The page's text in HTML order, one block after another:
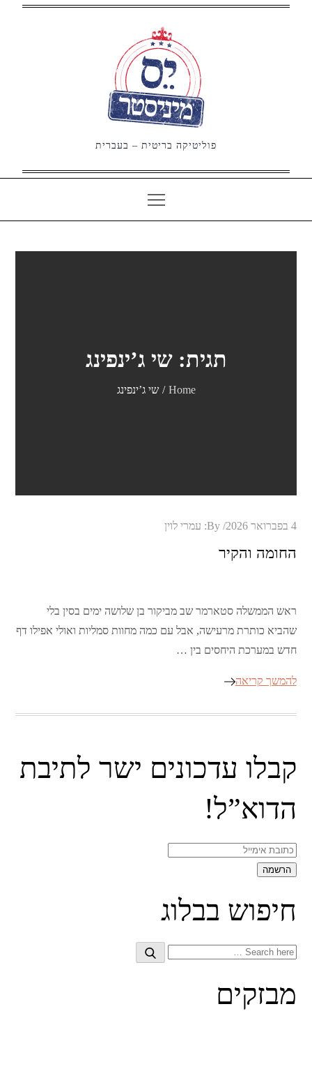
פוליטיקה בריטית – בעברית
תגית:שי ג’ינפינג
Home שי ג’ינפינג
Posted
4 בפברואר 2026 By: עמרי לוין
החומה והקיר
ראש הממשלה סטארמר שב מביקור בן שלושה ימים בסין בלי
שהביא כותרת מרעישה, אבל עם כמה מחוות סמליות ואולי אפילו דף
חדש במערכת היחסים בין …
להמשך קריאה
קבלו עדכונים ישר לתיבת
הדוא”ל!
חיפוש בבלוג
Search
Search
מבזקים